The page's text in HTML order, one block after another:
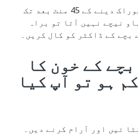
"پی آر این" خوراک دینے کے 45 منٹ بعد تک
نیچے نہیں آتا تو براہ
بچے کے ڈاکٹر کو کال کریں۔
کے خون کا
ہو تو آپ کیا
ئیں اور آرام کرنے دیں۔